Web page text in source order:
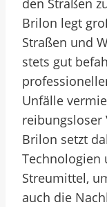
den Straßen
Brilon legt
Straßen und
stets gut
Unfälle
reibungsloser
Brilon setzt
Streumittel,
auch die